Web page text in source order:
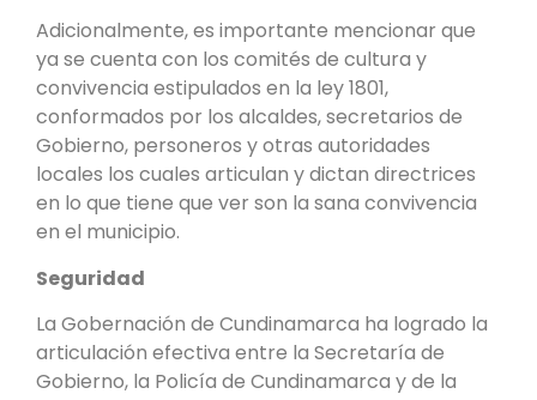
Adicionalmente, es importante mencionar que
ya se cuenta con los comités de cultura y
convivencia estipulados en la ley 1801,
conformados por los alcaldes, secretarios de
Gobierno, personeros y otras autoridades
locales los cuales articulan y dictan directrices
en lo que tiene que ver son la sana convivencia
en el municipio.
Seguridad
La Gobernación de Cundinamarca ha logrado la
articulación efectiva entre la Secretaría de
Gobierno, la Policía de Cundinamarca y de la